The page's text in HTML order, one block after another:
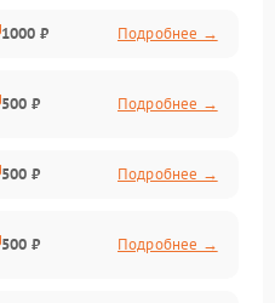
1000 ₽ Подробнее →
500 ₽ Подробнее →
500 ₽ Подробнее →
500 ₽ Подробнее →